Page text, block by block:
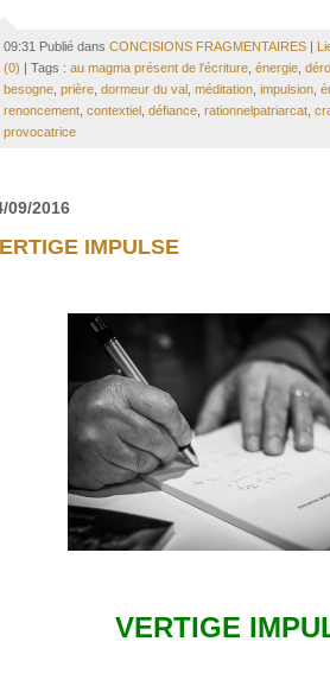
09:31 Publié dans CONCISIONS FRAGMENTAIRES|
(0) | Tags : au magma présent de l'écriture, énergie,
besogne, prière, dormeur du val, méditation, impulsion,
renoncement, contextiel, défiance, rationnelpatriarcat,
provocatrice
09/2016
IMPULSE
VERTIGE